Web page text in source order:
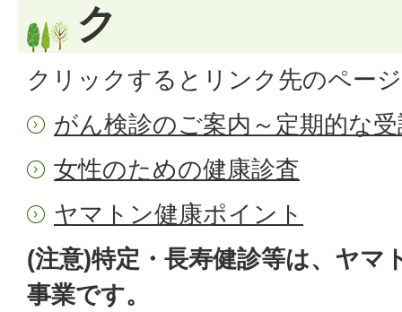
ク
クリックするとリンク先のペー
がん検診のご案内～定期的な
女性のための健康診査
ヤマトン健康ポイント
(注意)特定・長寿健診等は、ヤマ
事業です。